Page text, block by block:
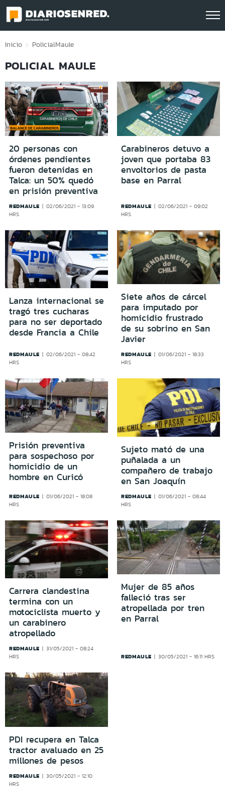
Click acá para ir directamente al contenido
Inicio PolicialMaule
POLICIAL MAULE
20 personas con
órdenes pendientes
fueron detenidas en
Talca: un 50% quedó
en prisión preventiva
REDMAULE
02/06/2021 - 13:09
HRS
Carabineros detuvo a
joven que portaba 83
envoltorios de pasta
base en Parral
REDMAULE
02/06/2021 - 09:02
HRS
Lanza internacional se
tragó tres cucharas
para no ser deportado
desde Francia a Chile
REDMAULE
02/06/2021 - 08:42
HRS
Siete años de cárcel
para imputado por
homicidio frustrado
de su sobrino en San
Javier
REDMAULE
01/06/2021 - 18:33
HRS
Prisión preventiva
para sospechoso por
homicidio de un
hombre en Curicó
REDMAULE
01/06/2021 - 18:08
HRS
Sujeto mató de una
puñalada a un
compañero de trabajo
en San Joaquín
REDMAULE
01/06/2021 - 08:44
HRS
Carrera clandestina
termina con un
motociclista muerto y
un carabinero
atropellado
REDMAULE
31/05/2021 - 08:24
HRS
Mujer de 85 años
falleció tras ser
atropellada por tren
en Parral
REDMAULE 30/05/2021 - 16:11 HRS
PDI recupera en Talca
tractor avaluado en 25
millones de pesos
REDMAULE
30/05/2021 - 12:10
HRS